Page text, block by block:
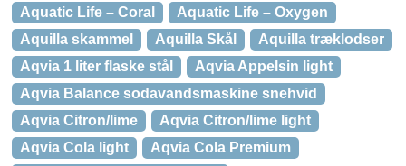
Aquatic Life – Coral
Aquatic Life – Oxygen
Aquilla skammel
Aquilla Skål
Aquilla træklodser
Aqvia 1 liter flaske stål
Aqvia Appelsin light
Aqvia Balance sodavandsmaskine snehvid
Aqvia Citron/lime
Aqvia Citron/lime light
Aqvia Cola light
Aqvia Cola Premium